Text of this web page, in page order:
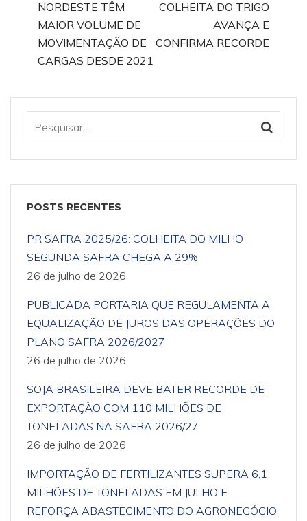
NORDESTE TÊM
MAIOR VOLUME DE
MOVIMENTAÇÃO DE
CARGAS DESDE 2021
COLHEITA DO TRIGO
AVANÇA E
CONFIRMA RECORDE
POSTS RECENTES
PR SAFRA 2025/26: COLHEITA DO MILHO
SEGUNDA SAFRA CHEGA A 29%
26 de julho de 2026
PUBLICADA PORTARIA QUE REGULAMENTA A
EQUALIZAÇÃO DE JUROS DAS OPERAÇÕES DO
PLANO SAFRA 2026/2027
26 de julho de 2026
SOJA BRASILEIRA DEVE BATER RECORDE DE
EXPORTAÇÃO COM 110 MILHÕES DE
TONELADAS NA SAFRA 2026/27
26 de julho de 2026
IMPORTAÇÃO DE FERTILIZANTES SUPERA 6,1
MILHÕES DE TONELADAS EM JULHO E
REFORÇA ABASTECIMENTO DO AGRONEGÓCIO